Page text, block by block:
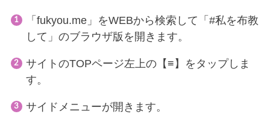
「fukyou.me」 をWEBから検索して「#私を布教
して」のブラウザ版を開きます。
サイトのTOPページ左上の【≡】をタップしま
す。
サイドメニューが開きます。